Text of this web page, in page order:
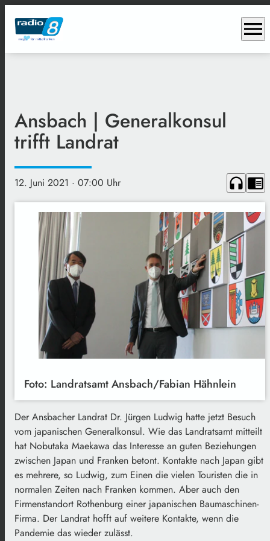
menu
Ansbach | Generalkonsul
trifft Landrat
12. Juni 2021 · 07:00 Uhr headphones chrome_reader_mode
Foto: Landratsamt Ansbach/Fabian Hähnlein
Der Ansbacher Landrat Dr. Jürgen Ludwig hatte jetzt Besuch
vom japanischen Generalkonsul. Wie das Landratsamt mitteilt
hat Nobutaka Maekawa das Interesse an guten Beziehungen
zwischen Japan und Franken betont. Kontakte nach Japan gibt
es mehrere, so Ludwig, zum Einen die vielen Touristen die in
normalen Zeiten nach Franken kommen. Aber auch den
Firmenstandort Rothenburg einer japanischen Baumaschinen-
Firma. Der Landrat hofft auf weitere Kontakte, wenn die
Pandemie das wieder zulässt.